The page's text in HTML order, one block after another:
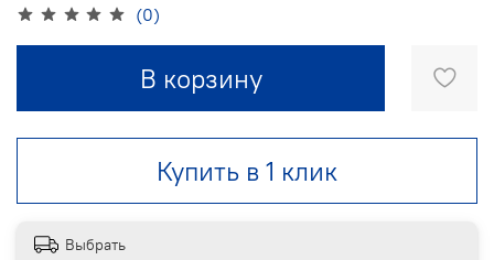
(0)
В корзину
Купить в 1 клик
Выбрать